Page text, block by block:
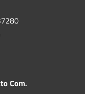
Com.